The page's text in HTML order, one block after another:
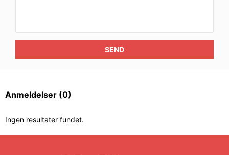
SEND
Anmeldelser (0)
Ingen resultater fundet.